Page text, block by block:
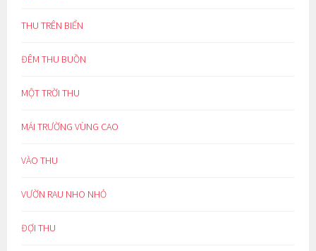
THU TRÊN BIỂN
ĐÊM THU BUỒN
MỘT TRỜI THU
MÁI TRƯỜNG VÙNG CAO
VÀO THU
VƯỜN RAU NHO NHỎ
ĐỢI THU